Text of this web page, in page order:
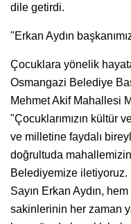
dile getirdi.
"Erkan Aydın
Çocuklara yönelik
Osmangazi Belediye
Mehmet Akif Mahallesi
"Çocuklarımızın kültür
ve milletine faydalı
doğrultuda
Belediyemize iletiyoruz.
Sayın Erkan Aydın,
sakinlerinin her zaman